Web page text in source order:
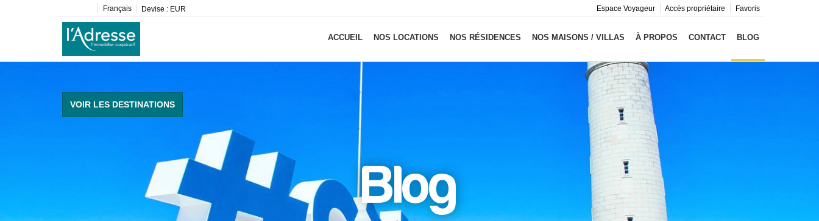
Français Devise : EUR Favoris
Accès propriétaire
Espace Voyageur
ACCUEIL NOS LOCATIONS NOS RÉSIDENCES NOS MAISONS / VILLAS À PROPOS CONTACT BLOG
VOIR LES DESTINATIONS
Blog